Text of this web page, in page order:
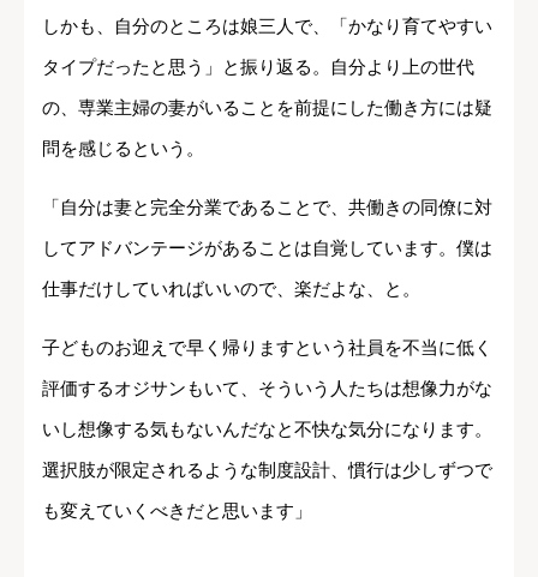
しかも、自分のところは娘三人で、「かなり育てやすい
タイプだったと思う」と振り返る。自分より上の世代
の、専業主婦の妻がいることを前提にした働き方には疑
問を感じるという。
「自分は妻と完全分業であることで、共働きの同僚に対
してアドバンテージがあることは自覚しています。僕は
仕事だけしていればいいので、楽だよな、と。
子どものお迎えで早く帰りますという社員を不当に低く
評価するオジサンもいて、そういう人たちは想像力がな
いし想像する気もないんだなと不快な気分になります。
選択肢が限定されるような制度設計、慣行は少しずつで
も変えていくべきだと思います」